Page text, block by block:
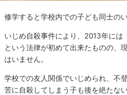
修学すると学校内での子ども同士の
いじめ自殺事件により、2013年には
という法律が初めて出来たものの、
はいません。
学校での友人関係でいじめられ、不
苦に自殺してしまう子も後を絶たな